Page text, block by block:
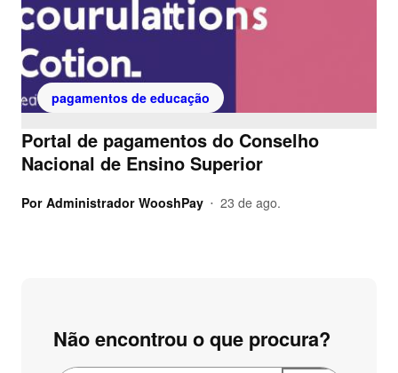
pagamentos de educação
Portal de pagamentos do Conselho
Nacional de Ensino Superior
Por Administrador WooshPay • 23 de ago.
Não encontrou o que procura?